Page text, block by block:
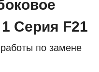
Серия F21
по замене